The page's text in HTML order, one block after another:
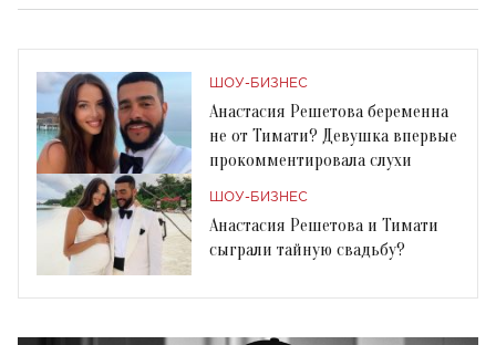
ШОУ-БИЗНЕС
Анастасия Решетова беременна
не от Тимати? Девушка впервые
прокомментировала слухи
ШОУ-БИЗНЕС
Анастасия Решетова и Тимати
сыграли тайную свадьбу?